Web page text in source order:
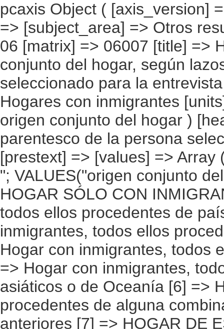
pcaxis Object ( [axis_version] => [creation_date] => 20080708 [note] => [subject_area] => Otros resultados nacionales [subject_code] => 06 [matrix] => 06007 [title] => Hogares con inmigrantes por origen conjunto del hogar, según lazos de parentesco del inmigrante seleccionado para la entrevista [description] => [contents] => Hogares con inmigrantes [units] => hogares [stub] => Array ( [0] => origen conjunto del hogar ) [heading] => Array ( [0] => lazos de parentesco de la persona seleccionada con las personas del hogar ) [prestext] => [values] => Array ( [:www.ine.es tel: " "+34 91 5839100 "; VALUES("origen conjunto del hogar] => Array ( [0] => Total [1] => HOGAR SÓLO CON INMIGRANTES [2] => Hogar con inmigrantes, todos ellos procedentes de países europeos [3] => Hogar con inmigrantes, todos ellos procedentes de países africanos [4] => Hogar con inmigrantes, todos ellos procedentes de americanos [5] => Hogar con inmigrantes, todos ellos procedentes de países asiáticos o de Oceanía [6] => Hogar con inmigrantes, todos ellos procedentes de alguna combinación de las agrupaciones de países anteriores [7] => HOGAR DE ESPAÑOLES E INMIGRANTES [8] => Hogar de españoles e inmigrantes procedentes de países europeos [9] => Hogar de españoles e inmigrantes procedentes de países africanos [10] => Hogar de españoles e inmigrantes procedentes de países americanos [11] => Hogar de españoles e inmigrantes procedentes de países asiáticos o de Oceanía [12] => Hogar de españoles e inmigrantes procedentes de alguna combinación de las agrupaciones de países anteriores ) [lazos de parentesco de la persona seleccionada con las personas del hogar] => Array ( [0] => Total [1] => Sin pareja ni hijos [2] => Sin pareja pero con